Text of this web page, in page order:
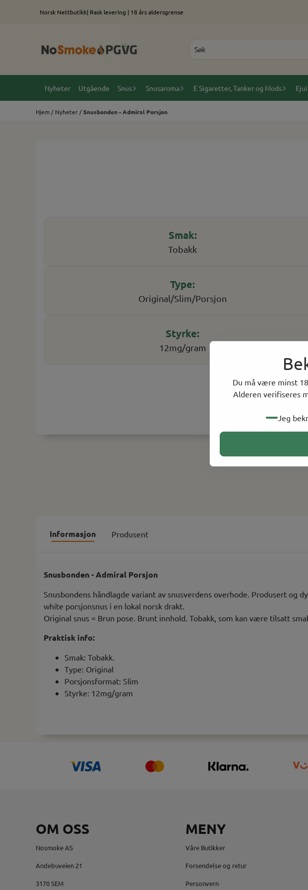
Du må være minst
Alderen verifiseres
Jeg
Hopp til innholdNorsk Nettbutikk| Rask levering | 18 års aldersgrense
Nyheter Utgående Snus Snusaroma E Sigaretter, Tanker og Mods
Hjem / Nyheter /Snusbonden - Admiral Porsjon
Tobakk
Original/Slim/Porsjon
12mg/gram
Informasjon Produsent
Snusbonden - Admiral Porsjon
Snusbondens håndlagde variant av snusverdens overhode. Produsert og
white porsjonsnus i en lokal norsk drakt.
Original snus = Brun pose. Brunt innhold. Tobakk, som kan være tilsatt
Praktisk info:
Smak: Tobakk.
Type: Original
Porsjonsformat: Slim
Styrke: 12mg/gram
OM OSS
Nosmoke AS
Andebuveien 21
3170 SEM
MENY
Våre Butikker
Forsendelse og retur
Personvern